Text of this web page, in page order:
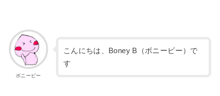
ボニービー
こんにちは、Boney B（ボニービー）で
す